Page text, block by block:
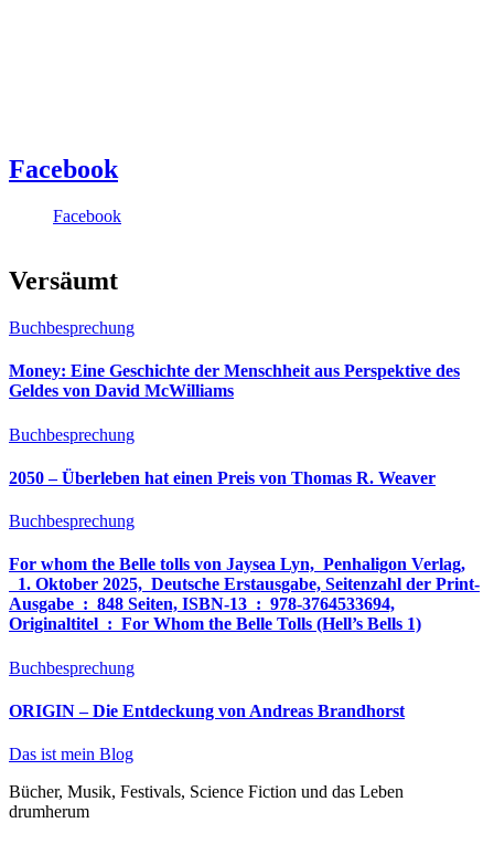
Facebook
Facebook
Versäumt
Buchbesprechung
Money: Eine Geschichte der Menschheit aus Perspektive des
Geldes von David McWilliams
Buchbesprechung
2050 – Überleben hat einen Preis von Thomas R. Weaver
Buchbesprechung
For whom the Belle tolls von Jaysea Lyn, ‎ Penhaligon Verlag,
‎ 1. Oktober 2025, ‎ Deutsche Erstausgabe, Seitenzahl der Print-
Ausgabe ‏ : ‎ 848 Seiten, ISBN-13 ‏ : ‎ 978-3764533694,
Originaltitel ‏ : ‎ For Whom the Belle Tolls (Hell’s Bells 1)
Buchbesprechung
ORIGIN – Die Entdeckung von Andreas Brandhorst
Das ist mein Blog
Bücher, Musik, Festivals, Science Fiction und das Leben
drumherum